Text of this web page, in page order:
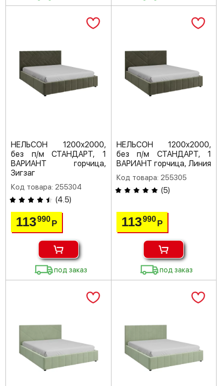
НЕЛЬСОН 1200х2000,
без п/м СТАНДАРТ, 1
ВАРИАНТ горчица,
Зигзаг
Код товара: 255304
(4.5)
113990Р
под заказ
НЕЛЬСОН 1200х2000,
без п/м СТАНДАРТ, 1
ВАРИАНТ горчица, Линия
Код товара: 255305
(5)
113990 Р
под заказ